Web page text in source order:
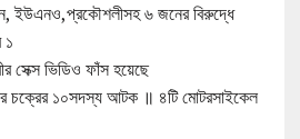
ইউএনও,প্রকৌশলীসহ ৬ জনের বিরুদ্ধে
১
সেক্স ভিডিও ফাঁস হয়েছে
চক্রের ১০সদস্য আটক ॥ ৪টি মোটরসাইকেল